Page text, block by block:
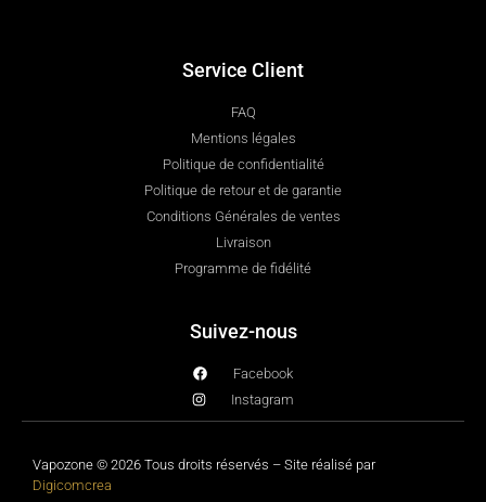
Service Client
FAQ
Mentions légales
Politique de confidentialité
Politique de retour et de garantie
Conditions Générales de ventes
Livraison
Programme de fidélité
Suivez-nous
Facebook
Instagram
Vapozone © 2026 Tous droits réservés – Site réalisé par
Digicomcrea